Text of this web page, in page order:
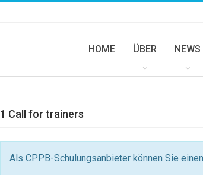
HOME ÜBER NEWS
1 Call for trainers
Als CPPB-Schulungsanbieter können Sie